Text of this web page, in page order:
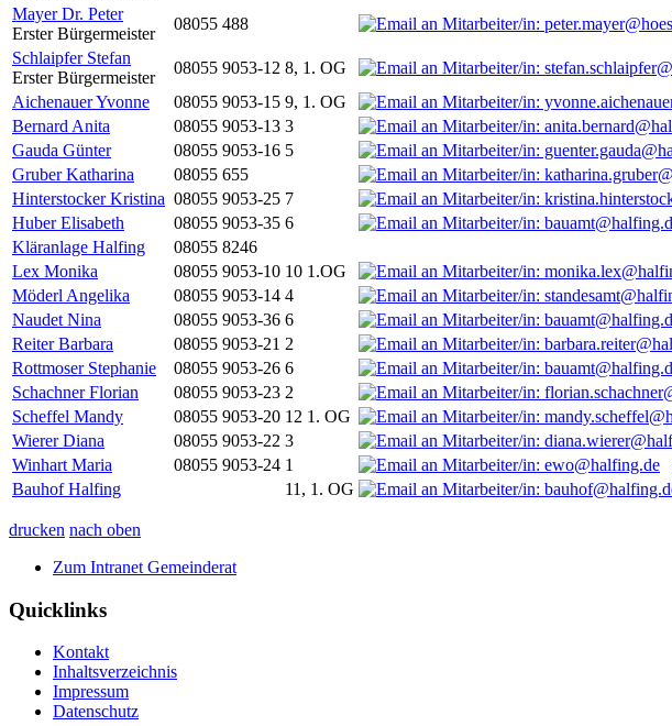
Mayer Dr. Peter
Erster Bürgermeister
08055 488
Schlaipfer Stefan
Erster Bürgermeister
08055 9053-12 8, 1. OG
Aichenauer Yvonne
08055 9053-15 9, 1. OG
Bernard Anita
08055 9053-13 3
Gauda Günter
08055 9053-16 5
Gruber Katharina
08055 655
Hinterstocker Kristina 08055 9053-25 7
Huber Elisabeth
08055 9053-35 6
Kläranlage Halfing
08055 8246
Lex Monika
08055 9053-10 10 1.OG
Möderl Angelika
08055 9053-14 4
Naudet Nina
08055 9053-36 6
Reiter Barbara
08055 9053-21 2
Rottmoser Stephanie
08055 9053-26 6
Schachner Florian
08055 9053-23 2
Scheffel Mandy
08055 9053-20 12 1. OG
Wierer Diana
08055 9053-22 3
Winhart Maria
08055 9053-24 1
Bauhof Halfing
11, 1. OG
drucken nach oben
Zum Intranet Gemeinderat
Quicklinks
Kontakt
Inhaltsverzeichnis
Impressum
Datenschutz